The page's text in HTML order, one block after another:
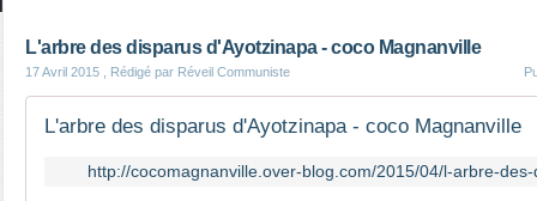
L'arbre des disparus d'Ayotzinapa - coco Magnanville
17 Avril 2015 , Rédigé par Réveil Communiste
L'arbre des disparus d'Ayotzinapa - coco Magnanville
http://cocomagnanville.over-blog.com/2015/04/l-arbre-